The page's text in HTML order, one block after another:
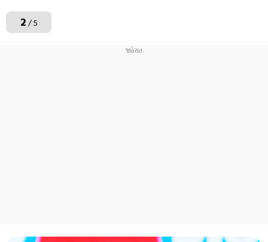
2/ 5